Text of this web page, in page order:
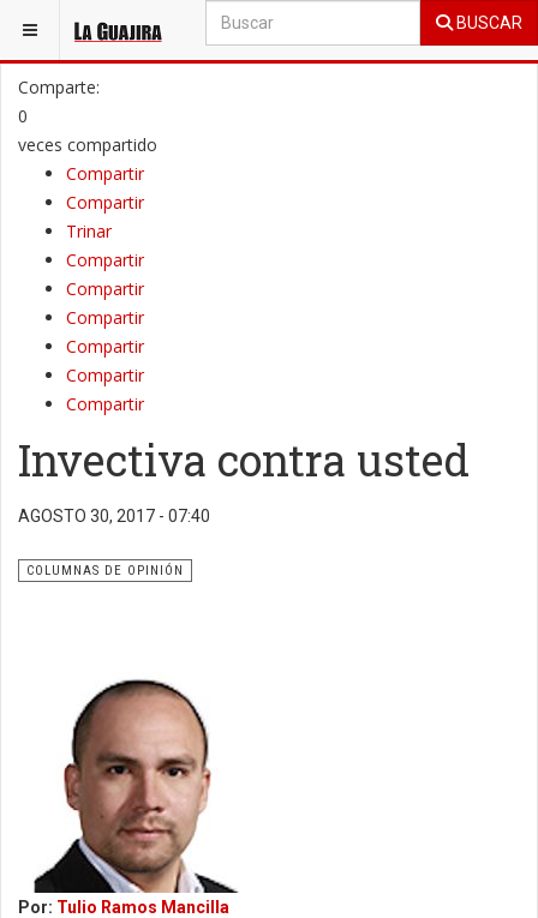
BUSCAR
ESTÁ AQUÍ: OPINIÓN COLUMNAS DE OPINIÓN
Comparte:
0
veces compartido
Compartir
Compartir
Trinar
Compartir
Compartir
Compartir
Compartir
Compartir
Compartir
Invectiva contra usted
AGOSTO 30, 2017 - 07:40
COLUMNAS DE OPINIÓN
Por: Tulio Ramos Mancilla